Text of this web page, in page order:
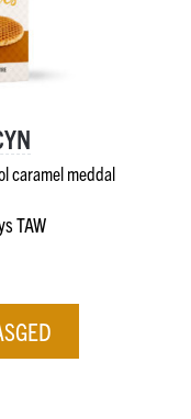
caramel meddal
TAW